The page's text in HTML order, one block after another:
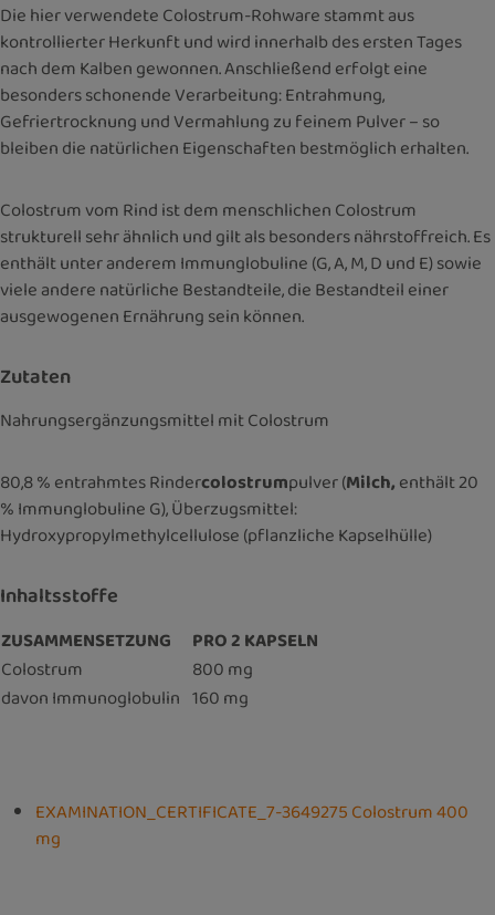
Die hier verwendete Colostrum-Rohware stammt aus
kontrollierter Herkunft und wird innerhalb des ersten Tages
nach dem Kalben gewonnen. Anschließend erfolgt eine
besonders schonende Verarbeitung: Entrahmung,
Gefriertrocknung und Vermahlung zu feinem Pulver – so
bleiben die natürlichen Eigenschaften bestmöglich erhalten.
Colostrum vom Rind ist dem menschlichen Colostrum
strukturell sehr ähnlich und gilt als besonders nährstoffreich. Es
enthält unter anderem Immunglobuline (G, A, M, D und E) sowie
viele andere natürliche Bestandteile, die Bestandteil einer
ausgewogenen Ernährung sein können.
Zutaten
Nahrungsergänzungsmittel mit Colostrum
80,8 % entrahmtes Rindercolostrumpulver (Milch,enthält 20
% Immunglobuline G), Überzugsmittel:
Hydroxypropylmethylcellulose (pflanzliche Kapselhülle)
Inhaltsstoffe
ZUSAMMENSETZUNG
PRO 2 KAPSELN
Colostrum
800 mg
davon Immunoglobulin 160 mg
EXAMINATION_CERTIFICATE_7-3649275 Colostrum 400
mg